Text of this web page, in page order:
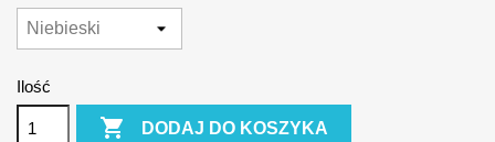
Ilość
 DODAJ DO KOSZYKA